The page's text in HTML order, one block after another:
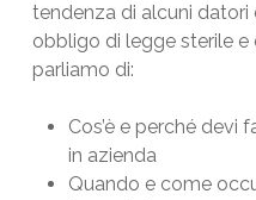
tendenza di alcuni
obbligo di legge sterile e
parliamo di:
Cos’è e perché devi
in azienda
Quando e come